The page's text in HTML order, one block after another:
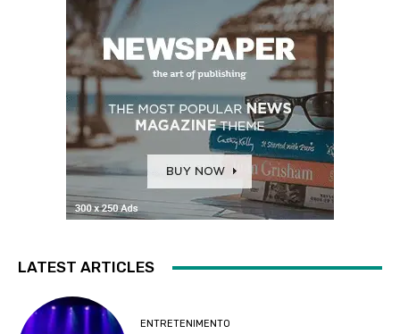
LATEST ARTICLES
ENTRETENIMENTO